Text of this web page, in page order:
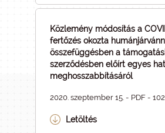
Közlemény módosítás a
fertőzés okozta
összefüggésben a
szerződésben előírt egyes
meghosszabbításáról
2020. szeptember 15. - PDF -
Letöltés